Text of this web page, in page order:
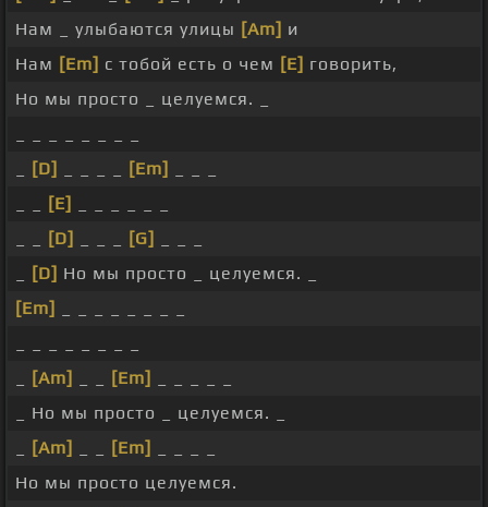
Нам _ улыбаются улицы [Am] и
Нам [Em] с тобой есть о чем [E] говорить,
Но мы просто _ целуемся. _
[D] [Em]
[E]
[D] [G]
[D] Но мы просто _ целуемся. _
[Em]
[Am] [Em]
_ Но мы просто _ целуемся. _
[Am] [Em]
Но мы просто целуемся.